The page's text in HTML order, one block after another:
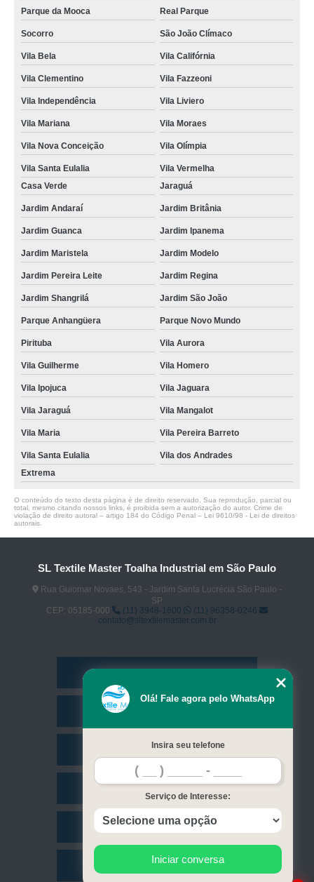
Parque da Mooca Real Parque
Socorro São João Clímaco
Vila Bela Vila Califórnia
Vila Clementino Vila Fazzeoni
Vila Independência Vila Liviero
Vila Mariana Vila Moraes
Vila Nova Conceição Vila Olímpia
Vila Santa Eulalia
Vila Vermelha
Casa Verde
Jaraguá
Jardim Andaraí Jardim Britânia
Jardim Guanca Jardim Ipanema
Jardim Maristela Jardim Modelo
Jardim Pereira Leite Jardim Regina
Jardim Shangrilá Jardim São João
Parque Anhangüera Parque Novo Mundo
Pirituba Vila Aurora
Vila Guilherme Vila Homero
Vila Ipojuca Vila Jaguara
Vila Jaraguá Vila Mangalot
Vila Maria Vila Pereira Barreto
Vila Santa Eulalia
Vila dos Andrades
Extrema
O conteúdo do texto desta página é de direito reservado. Sua reprodução, parcial ou
total, mesmo citando nossos links, é proibida sem a autorização do autor. Crime de
violação de direito autoral – artigo 184 do Código Penal – Lei 9610/98 - Lei de direitos
autorais
SL Textile Master Toalha Industrial em São Paulo
Rua Guiomar Novaes, 543 - Jardim Santa Lucrécia São Paulo -
SP
CEP: 05185-000
(11) 3948-1600
(11) 96358-0246
contato@sltextilemaster.com.br
Missão
Contato
Mapa do site
Olá! Fale agora pelo WhatsApp
Insira seu telefone
Serviço de Interesse:
Iniciar conversa